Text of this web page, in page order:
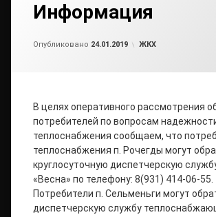
Информация
Опубликовано 24.01.2019 Рубрики:
ЖКХ
В целях оперативного рассмотрения
потребителей по вопросам
теплоснабжения сообщаем, что
теплоснабжения п. Рочегды могут
круглосуточную диспетчерскую
«Весна» по телефону: 8(931) 414-06-55.
Потребители п. Сельменьги могут
диспетчерскую службу